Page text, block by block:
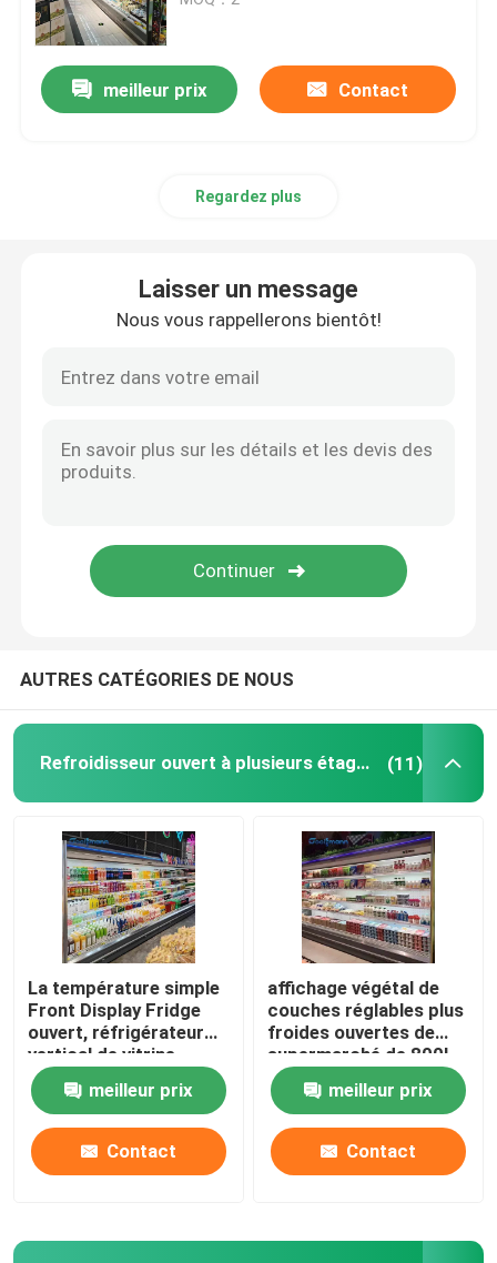
Congélateur d'île de supermarché
Congélateur de chambre froide
refroidisseur en verre de porte
Congélateur d'affichage de crème glacée
Refroidisseur de crémaillère
Congélateur profond de coffre
meilleur prix Contact
Regardez plus
Laisser un message
Nous vous rappellerons bientôt!
AUTRES CATÉGORIES DE NOUS
Refroidisseur ouvert à plusieurs étages (11)
La température simple
Front Display Fridge
ouvert, réfrigérateur
vertical de vitrine
meilleur prix
Contact
affichage végétal de
couches réglables plus
froides ouvertes de
supermarché de 800L
Multideck
meilleur prix
Contact